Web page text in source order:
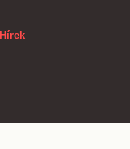
Hírek